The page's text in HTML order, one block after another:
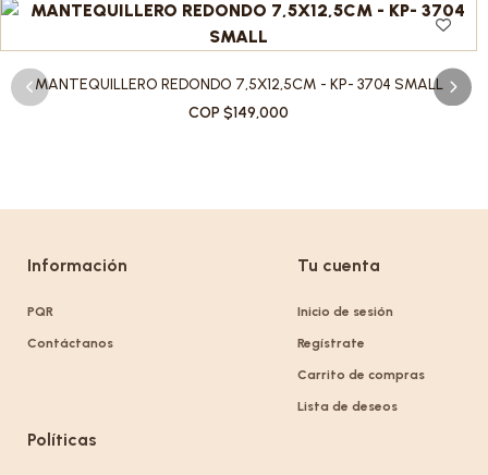
MANTEQUILLERO REDONDO 7,5X12,5CM - KP- 3704 SMALL
COP $149,000
Información
PQR
Contáctanos
Tu cuenta
Inicio de sesión
Regístrate
Carrito de compras
Lista de deseos
Políticas